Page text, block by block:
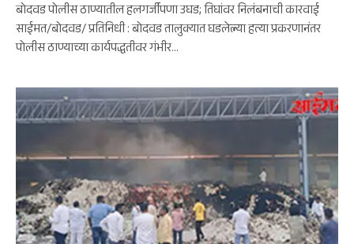
बोदवड पोलीस ठाण्यातील हलगर्जीपणा उघड; तिघांवर निलंबनाची कारवाई
साईमत/बोदवड/ प्रतिनिधी : बोदवड तालुक्यात घडलेल्या हत्या प्रकरणानंतर
पोलीस ठाण्याच्या कार्यपद्धतीवर गंभीर…